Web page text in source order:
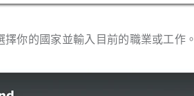
你的國家並輸入目前的職業或工作。